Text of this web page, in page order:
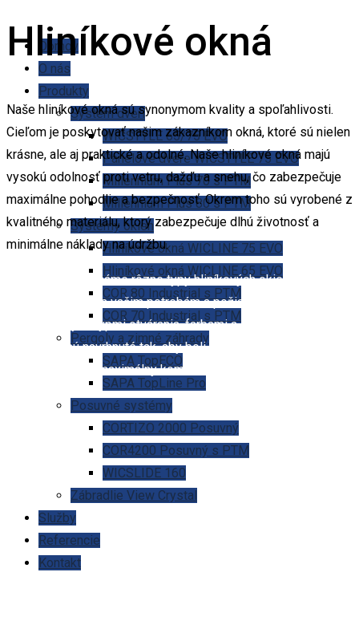
Domov
O nás
Produkty
Systém dverí
WICSTYLE 65/75 EVO
Panelové dvere WICSTYLE 75 EVO
Millennium Plus 70 s PTM
Millennium Plus 80 s PTM
Systémy okien
Hliníkové okná WICLINE 75 EVO
Hliníkové okná WICLINE 65 EVO
COR 80 Industrial s PTM
COR 70 Industrial s PTM
Pergoly a zimné záhrady
SAPA TopECO
SAPA TopLine Pro
Posuvné systémy
CORTIZO 2000 Posuvný
COR4200 Posuvný s PTM
WICSLIDE 160
Zábradlie View Crystal
Služby
Referencie
Kontakt
Hliníkové okná
Naše hliníkové okná sú synonymom kvality a spoľahlivosti.
Cieľom je poskytovať našim zákazníkom okná, ktoré sú nielen
krásne, ale aj praktické a odolné. Naše hliníkové okná majú
vysokú odolnosť proti vetru, dažďu a snehu, čo zabezpečuje
maximálne pohodlie a bezpečnosť. Okrem toho sú vyrobené z
kvalitného materiálu, ktorý zabezpečuje dlhú životnosť a
minimálne náklady na údržbu.
V našej ponuke máme rôzne typy hliníkových okien, ktoré sa
ľahko prispôsobia vašim potrebám a požiadavkám. Ponúkame
okná s rôznymi typmi otvárania, farbami a dizajnmi. Všetky
naše okná sú navrhnuté tak, aby boli jednoducho ovládateľné a
aby poskytovali maximálny komfort.